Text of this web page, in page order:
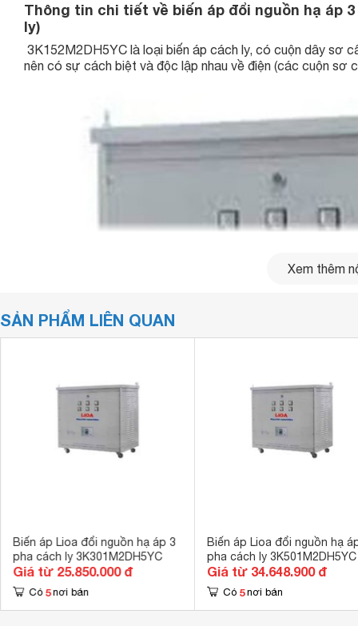
Thông tin chi tiết về biến áp đổi nguồn hạ áp 3
ly)
3K152M2DH5YC là loại biến áp cách ly, có cuộn dây sơ
nên có sự cách biệt và độc lập nhau về điện (các cuộn sơ
Máy cách ly có cấu tạo gồm cuộn dây sơ cấp và cuộn
Xem thêm
SẢN PHẨM LIÊN QUAN
Biến áp Lioa đổi nguồn hạ áp 3
pha cách ly 3K301M2DH5YC
Giá từ 25.850.000 đ
Có 5 nơi bán
Biến áp Lioa đổi nguồn hạ
pha cách ly 3K501M2DH5YC
Giá từ 34.648.900 đ
Có 5 nơi bán